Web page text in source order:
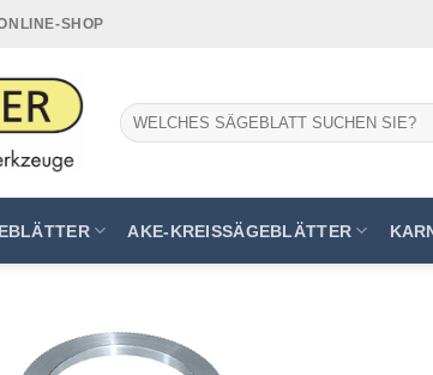
SHOP
Suchen
nach:
AKE-KREISSÄGEBLÄTTER